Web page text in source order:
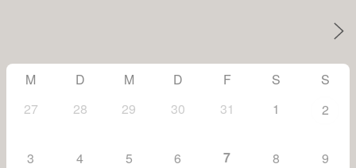
M D M D F S
S
27
28 29 30 31 1 2
3 4 5 6 7 8 9